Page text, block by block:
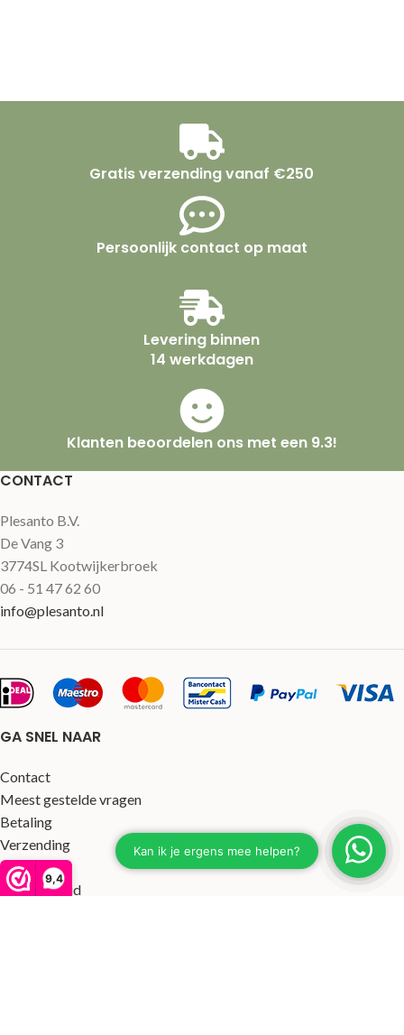
9,4
Gratis verzending vanaf €250
Persoonlijk contact op maat
Levering binnen
14 werkdagen
Klanten beoordelen ons met een 9.3!
CONTACT
Plesanto B.V.
De Vang 3
3774SL Kootwijkerbroek
06 - 51 47 62 60
info@plesanto.nl
GA SNEL NAAR
Contact
Meest gestelde vragen
Betaling
Verzending
Garantie
Retourbeleid